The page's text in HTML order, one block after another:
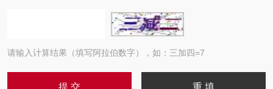
请输入计算结果（填写阿拉伯数字），如：三加四=7